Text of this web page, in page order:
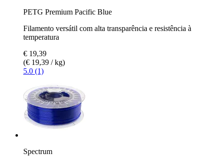
PETG Premium Pacific Blue
Filamento versátil com alta transparência e resistência à
temperatura
€ 19,39
(€ 19,39 / kg)
5.0 (1)
Spectrum